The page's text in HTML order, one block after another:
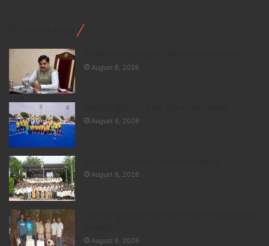
August 6, 2026
August 6, 2026
August 6, 2026
August 6, 2026